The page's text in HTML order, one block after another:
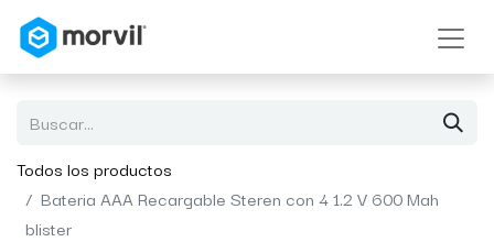
Todos los productos
Bateria AAA Recargable Steren con 4 1.2 V 600 Mah
blister